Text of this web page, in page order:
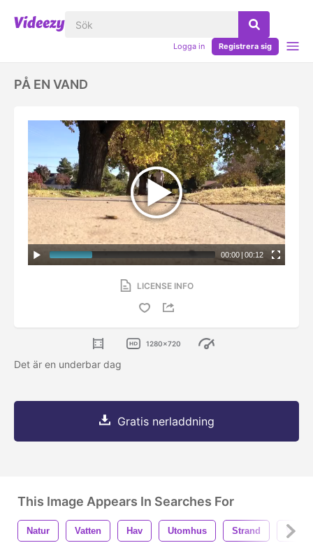
Logga in Registrera sig
PÅ EN VAND
00:00 | 00:12
LICENSE INFO
1280x720
Det är en underbar dag
Gratis nerladdning
This Image Appears In Searches For
Natur Vatten Hav Utomhus Strand